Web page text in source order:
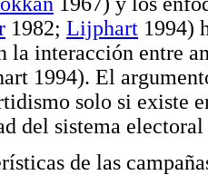
1982; Lijphart 1994)
la interacción entre
1994). El
solo si existe
del sistema electoral
de las